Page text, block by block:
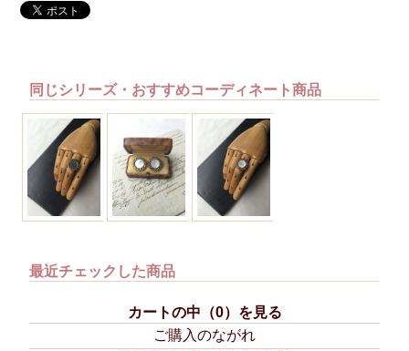
同じシリーズ・おすすめコーディネート商品
アンティーク フルール(シルバー) ヴィンテージボタン リング
アンティーク フルール(ゴールド) ヴィンテージボ
最近チェックした商品
カートの中（0）を見る
ご購入のながれ